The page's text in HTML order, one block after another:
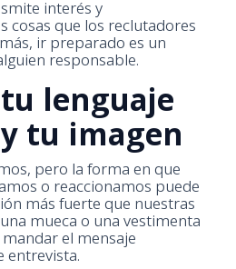
interés y
cosas que los reclutadores
ir preparado es un
responsable.
lenguaje
tu imagen
pero la forma en que
o reaccionamos puede
más fuerte que nuestras
mueca o una vestimenta
el mensaje
entrevista.